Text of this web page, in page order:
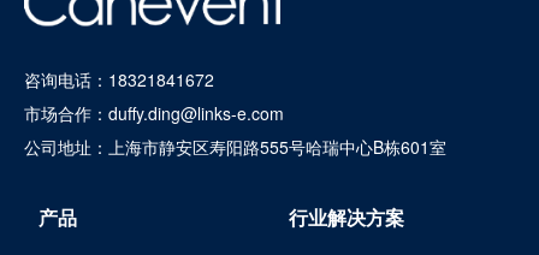
咨询电话： 18321841672
市场合作： duffy.ding@links-e.com
公司地址：上海市静安区寿阳路555号哈瑞中心B栋601室
产品 行业解决方案